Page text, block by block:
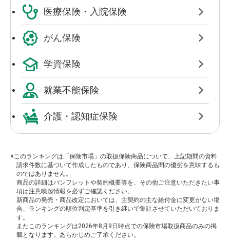
医療保険・入院保険
がん保険
学資保険
就業不能保険
介護・認知症保険
※このランキングは「保険市場」の取扱保険商品について、上記期間の資料
請求件数に基づいて作成したものであり、保険商品間の優劣を意味するも
のではありません。
商品の詳細はパンフレットや契約概要等を、その他ご注意いただきたい事
項は注意喚起情報を必ずご確認ください。
新商品の発売・商品改定においては、主契約の主な給付金に変更がない場
合、ランキングの順位判定基準を引き継いで集計させていただいておりま
す。
またこのランキングは2026年8月9日時点での保険市場取扱商品のみの掲
載となります。あらかじめご了承ください。